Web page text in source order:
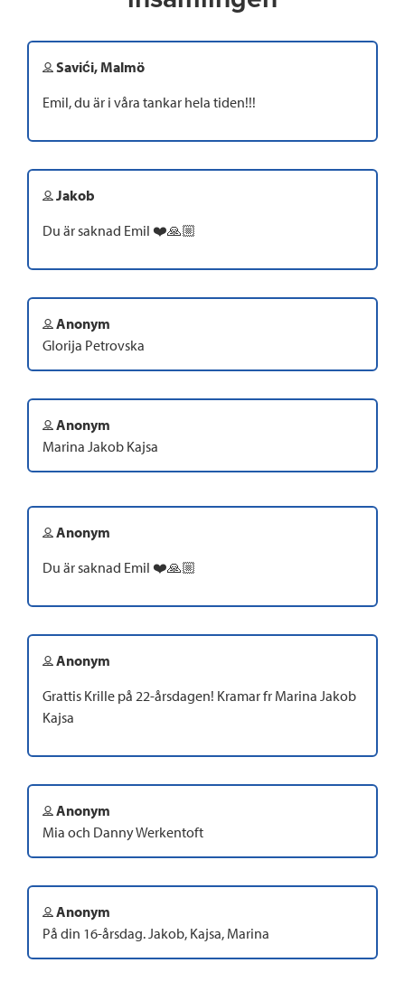
Savići, Malmö
Emil, du är i våra tankar hela tiden!!!
Jakob
Du är saknad Emil ❤️🙏🏼
Anonym
Glorija Petrovska
Anonym
Marina Jakob Kajsa
Anonym
Du är saknad Emil ❤️🙏🏼
Anonym
Grattis Krille på 22-årsdagen! Kramar fr Marina Jakob
Kajsa
Anonym
Mia och Danny Werkentoft
Anonym
På din 16-årsdag. Jakob, Kajsa, Marina